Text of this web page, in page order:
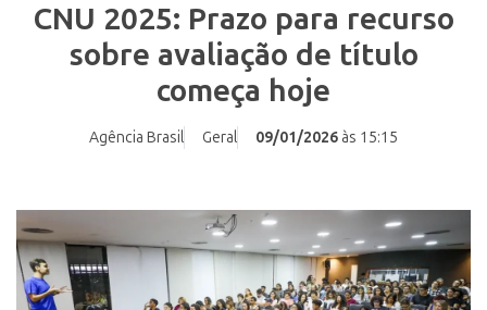
CNU 2025: Prazo para recurso
sobre avaliação de título
começa hoje
Agência Brasil Geral 09/01/2026 às 15:15